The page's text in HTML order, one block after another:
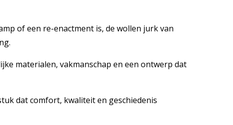
of een re-enactment is, de wollen jurk van
materialen, vakmanschap en een ontwerp dat
dat comfort, kwaliteit en geschiedenis